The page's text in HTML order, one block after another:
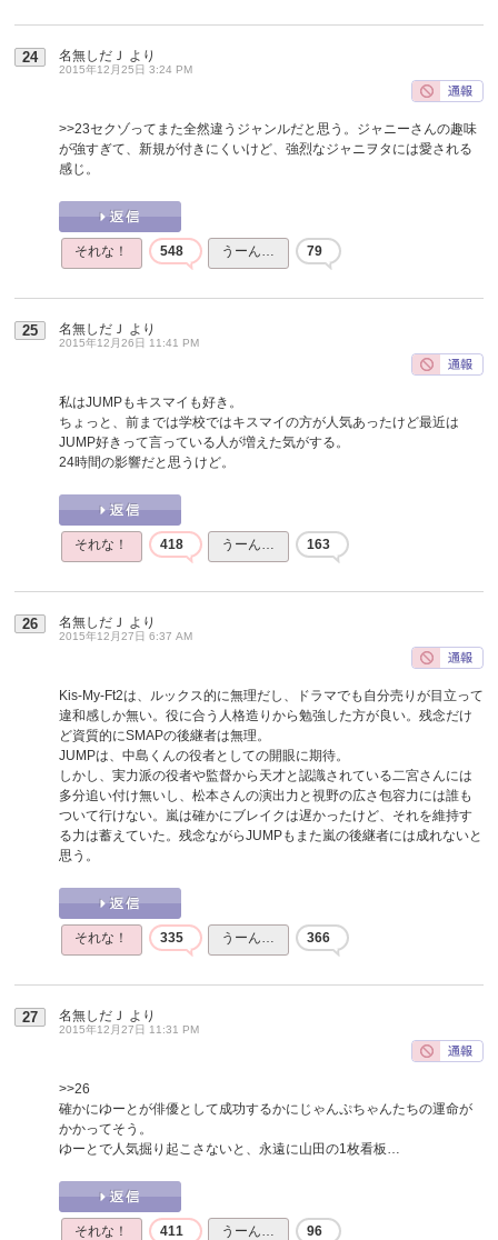
24 名無しだＪ より
2015年12月25日 3:24 PM
>>23セクゾってまた全然違うジャンルだと思う。ジャニーさんの趣味
が強すぎて、新規が付きにくいけど、強烈なジャニヲタには愛される
感じ。
それな！ 548 うーん… 79
25 名無しだＪ より
2015年12月26日 11:41 PM
私はJUMPもキスマイも好き。
ちょっと、前までは学校ではキスマイの方が人気あったけど最近は
JUMP好きって言っている人が増えた気がする。
24時間の影響だと思うけど。
それな！ 418 うーん… 163
26 名無しだＪ より
2015年12月27日 6:37 AM
Kis-My-Ft2は、ルックス的に無理だし、ドラマでも自分売りが目立って
違和感しか無い。役に合う人格造りから勉強した方が良い。残念だけ
ど資質的にSMAPの後継者は無理。
JUMPは、中島くんの役者としての開眼に期待。
しかし、実力派の役者や監督から天才と認識されている二宮さんには
多分追い付け無いし、松本さんの演出力と視野の広さ包容力には誰も
ついて行けない。嵐は確かにブレイクは遅かったけど、それを維持す
る力は蓄えていた。残念ながらJUMPもまた嵐の後継者には成れないと
思う。
それな！ 335 うーん… 366
27 名無しだＪ より
2015年12月27日 11:31 PM
>>26
確かにゆーとが俳優として成功するかにじゃんぷちゃんたちの運命が
かかってそう。
ゆーとで人気掘り起こさないと、永遠に山田の1枚看板…
それな！ 411 うーん… 96